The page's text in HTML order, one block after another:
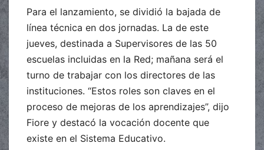
Para el lanzamiento, se dividió la bajada de
línea técnica en dos jornadas. La de este
jueves, destinada a Supervisores de las 50
escuelas incluidas en la Red; mañana será el
turno de trabajar con los directores de las
instituciones. “Estos roles son claves en el
proceso de mejoras de los aprendizajes”, dijo
Fiore y destacó la vocación docente que
existe en el Sistema Educativo.